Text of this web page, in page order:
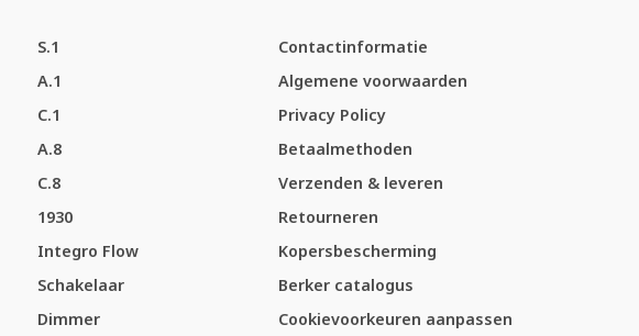
S.1
A.1
C.1
A.8
C.8
1930
Integro Flow
Schakelaar
Dimmer
Contactinformatie
Algemene voorwaarden
Privacy Policy
Betaalmethoden
Verzenden & leveren
Retourneren
Kopersbescherming
Berker catalogus
Cookievoorkeuren aanpassen